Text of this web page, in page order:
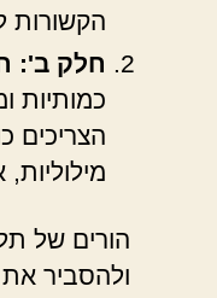
חלק ב':
כמותיות
הצריכים
הורים של
ולהסביר